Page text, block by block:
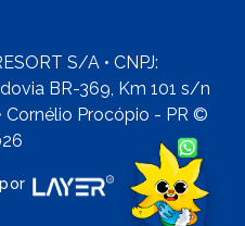
S/A • CNPJ:
BR-369, Km 101 s/n
Cornélio Procópio - PR ©